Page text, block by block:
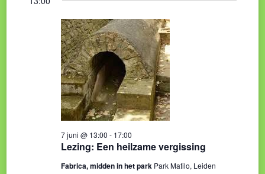
juni
2026
Lezing: Een heilzame vergissing
7 juni @ 13:00 - 17:00
Fabrica, midden in het park Park Matilo, Leiden